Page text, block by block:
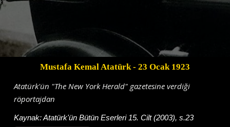
Mustafa Kemal Atatürk- 23 Ocak 1923
Atatürk'ün "The New York Herald" gazetesine verdiği
röportajdan
Kaynak:Atatürk'ün Bütün Eserleri 15. Cilt (2003), s.23